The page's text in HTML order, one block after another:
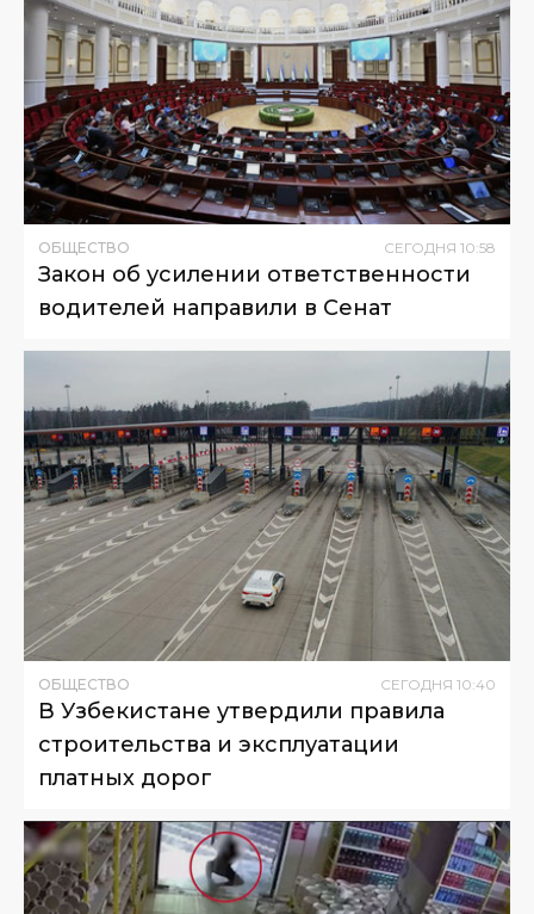
ОБЩЕСТВО СЕГОДНЯ 10:58
Закон об усилении ответственности
водителей направили в Сенат
ОБЩЕСТВО СЕГОДНЯ 10:40
В Узбекистане утвердили правила
строительства и эксплуатации
платных дорог